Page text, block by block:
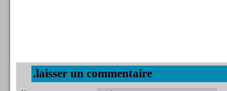
.laisser un commentaire